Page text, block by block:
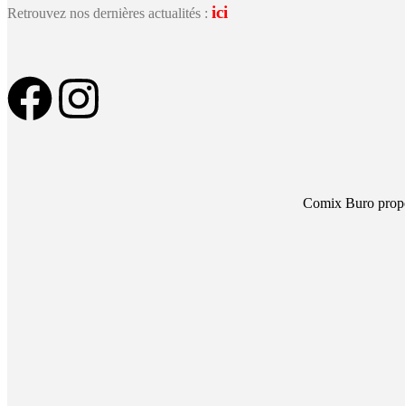
Retrouvez nos dernières actualités : ici
Comix Buro